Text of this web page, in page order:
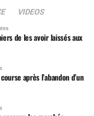
VIDEOS
de les avoir laissés aux
après l’abandon d’un